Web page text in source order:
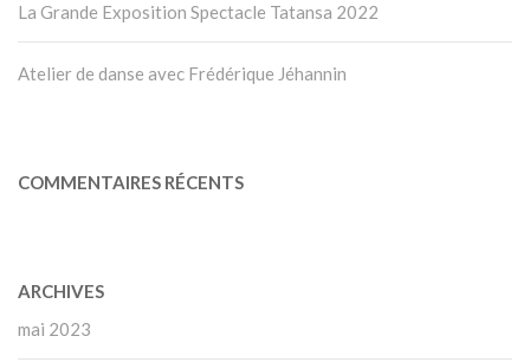
La Grande Exposition Spectacle Tatansa 2022
Atelier de danse avec Frédérique Jéhannin
COMMENTAIRES RÉCENTS
ARCHIVES
mai 2023